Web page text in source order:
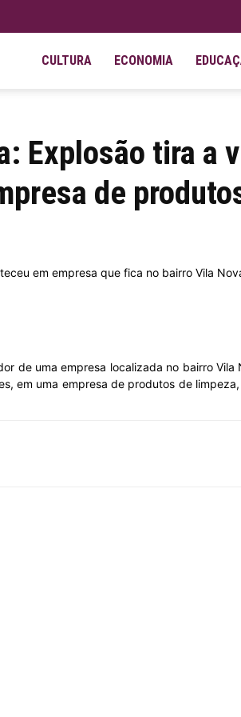
CULTURA ECONOMIA
vida de trabalhador de empresa de...
Explosão tira a
de
em empresa que fica no bairro Vila
de uma empresa localizada no bairro
em uma empresa de produtos de